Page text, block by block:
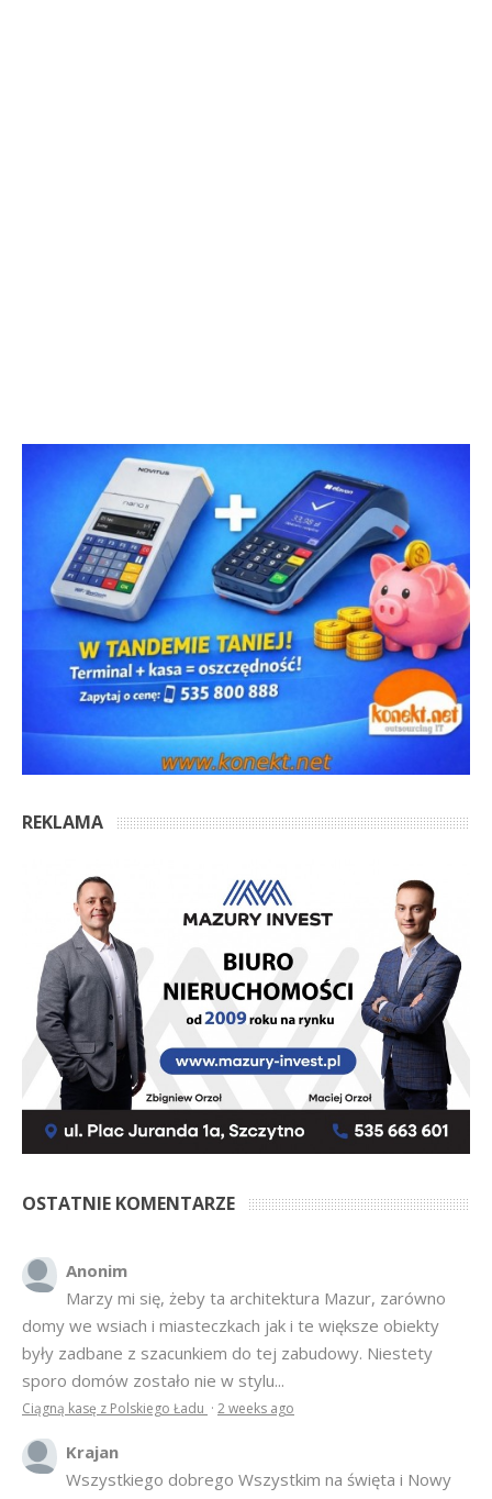
REKLAMA
OSTATNIE KOMENTARZE
Anonim
Marzy mi się, żeby ta architektura Mazur, zarówno
domy we wsiach i miasteczkach jak i te większe obiekty
były zadbane z szacunkiem do tej zabudowy. Niestety
sporo domów zostało nie w stylu...
Ciągną kasę z Polskiego Ładu · 2 weeks ago
Krajan
Wszystkiego dobrego Wszystkim na święta i Nowy